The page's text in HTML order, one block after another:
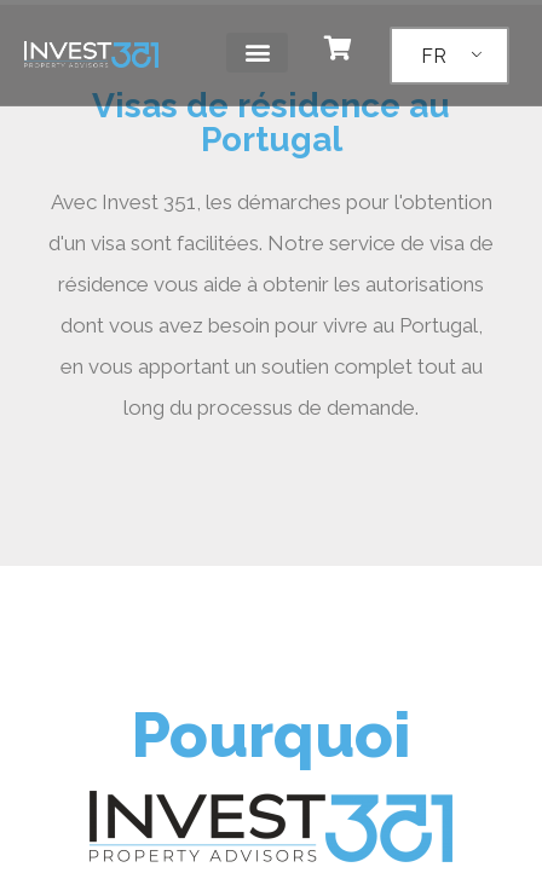
FR
Visas de résidence au
Portugal
Avec Invest 351, les démarches pour l'obtention
d'un visa sont facilitées. Notre service de visa de
résidence vous aide à obtenir les autorisations
dont vous avez besoin pour vivre au Portugal,
en vous apportant un soutien complet tout au
long du processus de demande.
Pourquoi